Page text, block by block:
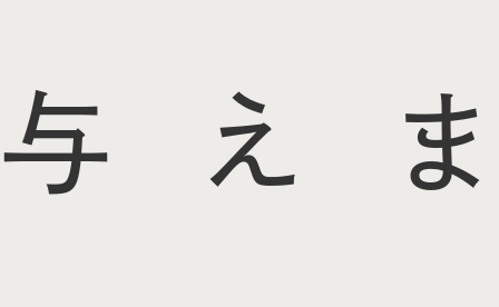
与えま